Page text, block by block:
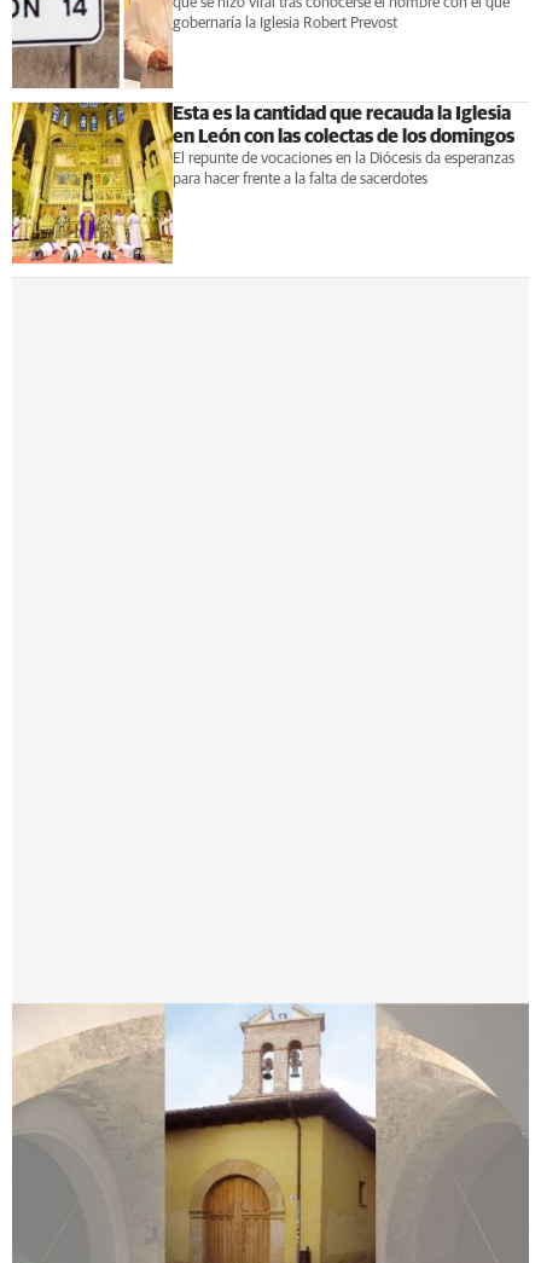
gobernaría la Iglesia Robert Prevost
Esta es la cantidad que recauda la Iglesia
en León con las colectas de los domingos
El repunte de vocaciones en la Diócesis da esperanzas
para hacer frente a la falta de sacerdotes